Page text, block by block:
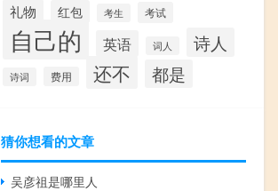
礼物 红包 考生 考试
自己的 英语 词人 诗人
诗词 费用 还不 都是
猜你想看的文章
吴彦祖是哪里人